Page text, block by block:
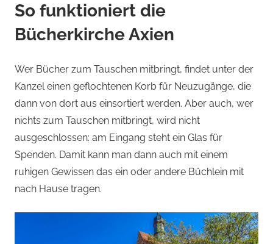
So funktioniert die
Bücherkirche Axien
Wer Bücher zum Tauschen mitbringt, findet unter der
Kanzel einen geflochtenen Korb für Neuzugänge, die
dann von dort aus einsortiert werden. Aber auch, wer
nichts zum Tauschen mitbringt, wird nicht
ausgeschlossen: am Eingang steht ein Glas für
Spenden. Damit kann man dann auch mit einem
ruhigen Gewissen das ein oder andere Büchlein mit
nach Hause tragen.